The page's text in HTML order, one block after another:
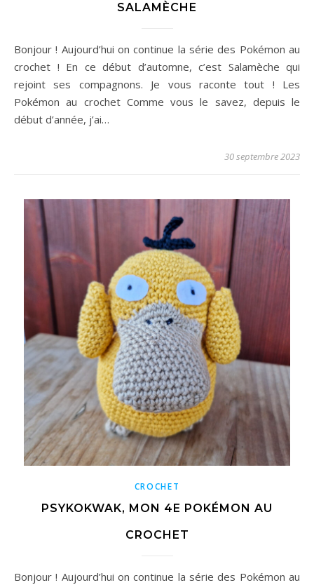
SALAMÈCHE
Bonjour ! Aujourd’hui on continue la série des Pokémon au
crochet ! En ce début d’automne, c’est Salamèche qui
rejoint ses compagnons. Je vous raconte tout ! Les
Pokémon au crochet Comme vous le savez, depuis le
début d’année, j’ai…
30 septembre 2023
CROCHET
PSYKOKWAK, MON 4E POKÉMON AU
CROCHET
Bonjour ! Aujourd’hui on continue la série des Pokémon au